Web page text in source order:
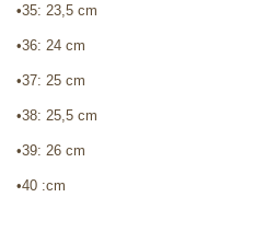
•35: 23,5 cm
•36: 24 cm
•37: 25 cm
•38: 25,5 cm
•39: 26 cm
•40 :cm